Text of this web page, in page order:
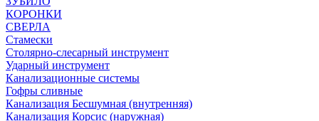
КОРОНКИ
СВЕРЛА
Стамески
Столярно-слесарный инструмент
Ударный инструмент
Канализационные системы
Гофры сливные
Канализация Бесшумная (внутренняя)
Канализация Корсис (наружная)